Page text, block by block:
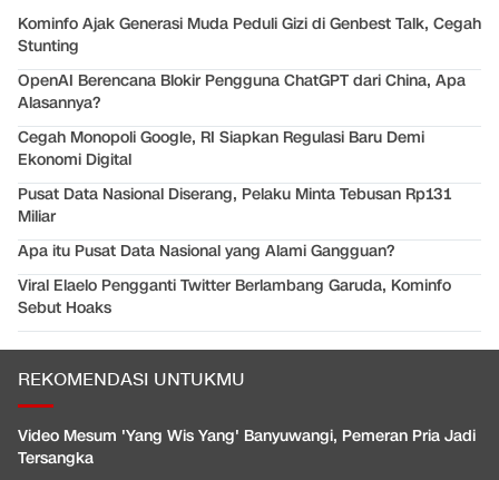
Kominfo Ajak Generasi Muda Peduli Gizi di Genbest Talk, Cegah
Stunting
OpenAI Berencana Blokir Pengguna ChatGPT dari China, Apa
Alasannya?
Cegah Monopoli Google, RI Siapkan Regulasi Baru Demi
Ekonomi Digital
Pusat Data Nasional Diserang, Pelaku Minta Tebusan Rp131
Miliar
Apa itu Pusat Data Nasional yang Alami Gangguan?
Viral Elaelo Pengganti Twitter Berlambang Garuda, Kominfo
Sebut Hoaks
REKOMENDASI UNTUKMU
Video Mesum 'Yang Wis Yang' Banyuwangi, Pemeran Pria Jadi
Tersangka